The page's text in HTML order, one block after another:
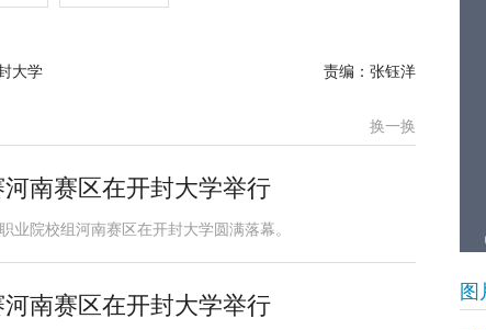
大学 责编：张钰洋
换一换
南赛区在开封大学举行
业院校组河南赛区在开封大学圆满落幕。
南赛区在开封大学举行 图